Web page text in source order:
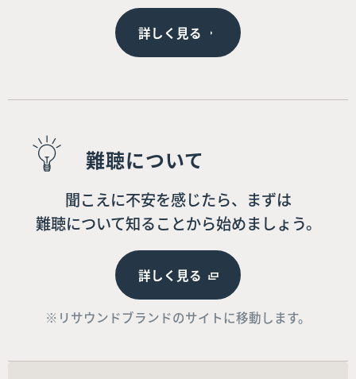
詳しく見る
難聴について
聞こえに不安を感じたら、まずは
難聴について知ることから始めましょう。
詳しく見る
※リサウンドブランドのサイトに移動します。